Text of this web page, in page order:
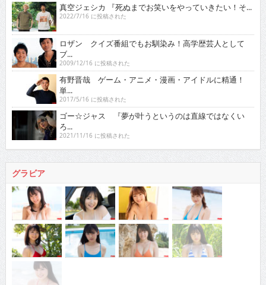
真空ジェシカ 『死ぬまでお笑いをやっていきたい！そ...
2022/7/16 に投稿された
ロザン クイズ番組でもお馴染み！高学歴芸人として
ブ...
2009/12/16 に投稿された
有野晋哉 ゲーム・アニメ・漫画・アイドルに精通！
単...
2017/5/16 に投稿された
ゴー☆ジャス 『夢が叶うというのは直線ではなくい
ろ...
2021/11/16 に投稿された
グラビア